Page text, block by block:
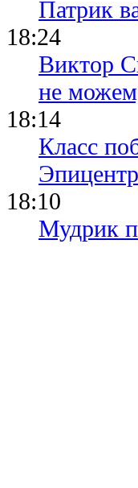
Патрик
18:24
Виктор
не
18:14
Класс
18:10
Мудрик